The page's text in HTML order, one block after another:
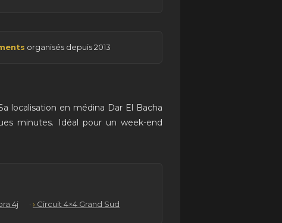
organisés depuis 2013
localisation en médina Dar El Bacha
minutes. Idéal pour un week-end
4j · Circuit 4×4 Grand Sud